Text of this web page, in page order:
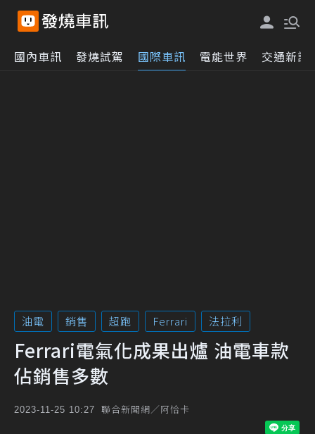
國內車訊 發燒試駕 國際車訊 電能世界 交通新訊
油電 銷售 超跑 Ferrari 法拉利
Ferrari電氣化成果出爐 油電車款
佔銷售多數
2023-11-25 10:27 聯合新聞網／阿恰卡